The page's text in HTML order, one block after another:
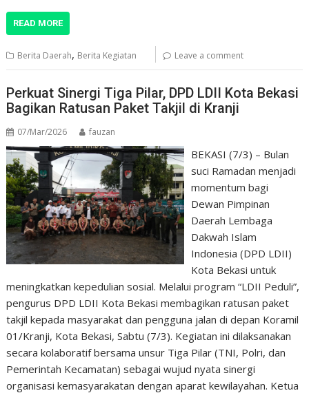
READ MORE
Berita Daerah, Berita Kegiatan Leave a comment
Perkuat Sinergi Tiga Pilar, DPD LDII Kota Bekasi
Bagikan Ratusan Paket Takjil di Kranji
07/Mar/2026 fauzan
BEKASI (7/3) – Bulan
suci Ramadan menjadi
momentum bagi
Dewan Pimpinan
Daerah Lembaga
Dakwah Islam
Indonesia (DPD LDII)
Kota Bekasi untuk
meningkatkan kepedulian sosial. Melalui program “LDII Peduli”,
pengurus DPD LDII Kota Bekasi membagikan ratusan paket
takjil kepada masyarakat dan pengguna jalan di depan Koramil
01/Kranji, Kota Bekasi, Sabtu (7/3). Kegiatan ini dilaksanakan
secara kolaboratif bersama unsur Tiga Pilar (TNI, Polri, dan
Pemerintah Kecamatan) sebagai wujud nyata sinergi
organisasi kemasyarakatan dengan aparat kewilayahan. Ketua